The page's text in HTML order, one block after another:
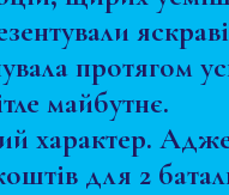
протягом
майбутнє.
характер.
для 2